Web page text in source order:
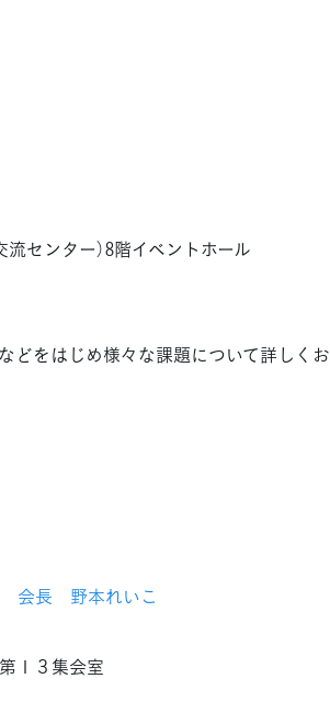
ンター）8階イベントホール
どをはじめ様々な課題について詳しくお
会長 野本れいこ
３集会室